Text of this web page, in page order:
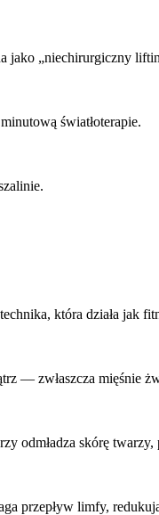
jako „niechirurgiczny
światłoterapie.
która działa jak
— zwłaszcza mięśnie
odmładza skórę
przepływ limfy,